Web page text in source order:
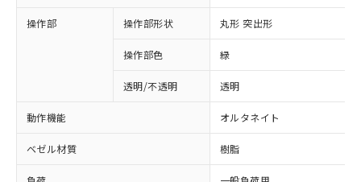
操作部 操作部形状 丸形 突出形
操作部色 緑
透明/不透明 透明
動作機能 オルタネイト
ベゼル材質 樹脂